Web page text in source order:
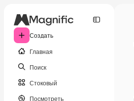
Создать
Главная
Поиск
Стоковый
Посмотреть